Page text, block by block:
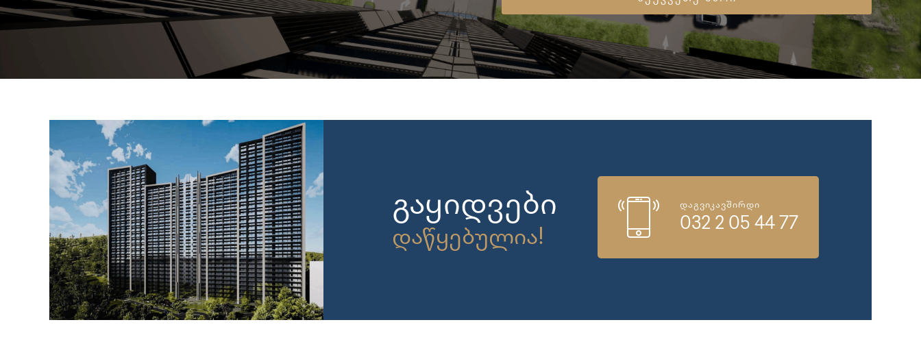
გაყიდვები
დაწყებულია!
დაგვიკავშირდი
032 2 05 44 77